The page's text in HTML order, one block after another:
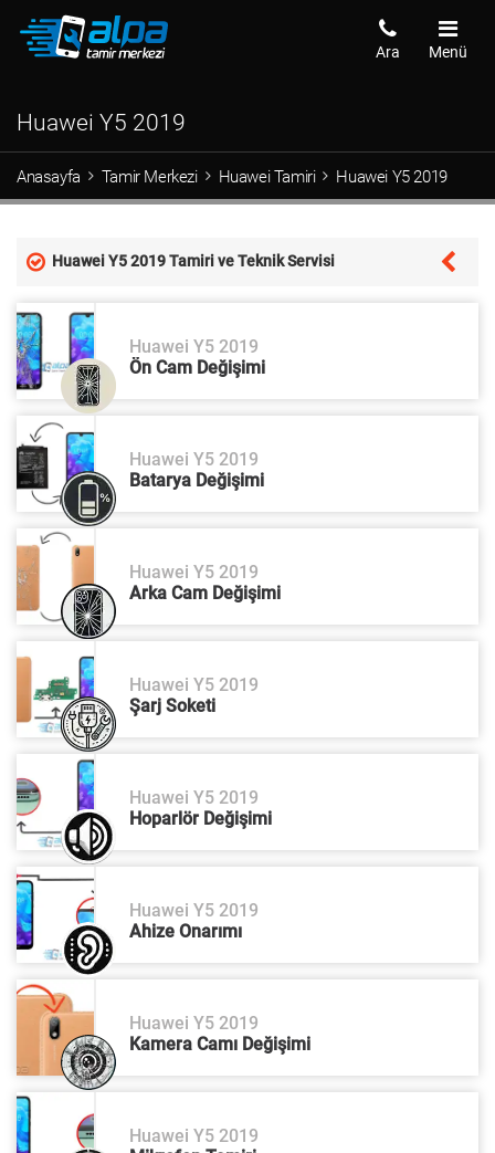
Menü
Ara
Huawei Y5 2019
Anasayfa Tamir Merkezi Huawei Tamiri Huawei Y5 2019
Huawei Y5 2019 Tamiri ve Teknik Servisi
Huawei Y5 2019
Ön Cam Değişimi
Huawei Y5 2019
Batarya Değişimi
Huawei Y5 2019
Arka Cam Değişimi
Huawei Y5 2019
Şarj Soketi
Huawei Y5 2019
Hoparlör Değişimi
Huawei Y5 2019
Ahize Onarımı
Huawei Y5 2019
Kamera Camı Değişimi
Huawei Y5 2019